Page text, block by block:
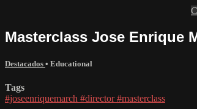
Masterclass Jose Enrique
Destacados • Educational
Tags
#joseenriquemarch #director #masterclass